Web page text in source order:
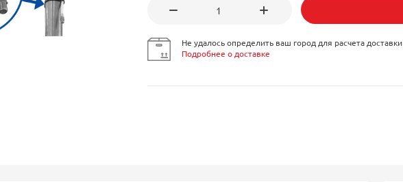
Не удалось определить ваш город для расчета доставки
Подробнее о доставке